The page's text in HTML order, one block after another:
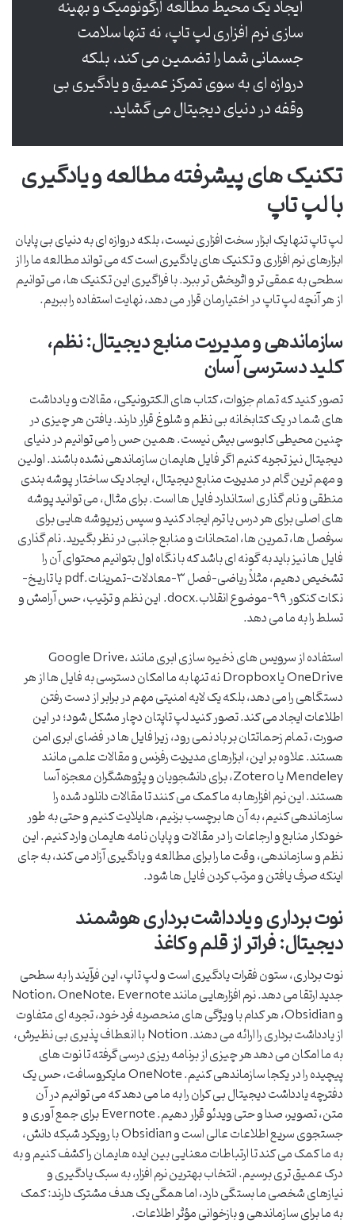
ایجاد یک محیط مطالعه ارگونومیک و بهینه
سازی نرم افزاری لپ تاپ، نه تنها سلامت
جسمانی شما را تضمین می کند، بلکه
دروازه ای به سوی تمرکز عمیق و یادگیری بی
وقفه در دنیای دیجیتال می گشاید.
تکنیک های پیشرفته مطالعه و یادگیری
با لپ تاپ
لپ تاپ تنها یک ابزار سخت افزاری نیست، بلکه دروازه ای به دنیای بی پایان
ابزارهای نرم افزاری و تکنیک های یادگیری است که می تواند مطالعه ما را از
سطحی به عمقی تر و اثربخش تر ببرد. با فراگیری این تکنیک ها، می توانیم
از هر آنچه لپ تاپ در اختیارمان قرار می دهد، نهایت استفاده را ببریم.
سازماندهی و مدیریت منابع دیجیتال: نظم،
کلید دسترسی آسان
تصور کنید که تمام جزوات، کتاب های الکترونیکی، مقالات و یادداشت
های شما در یک کتابخانه بی نظم و شلوغ قرار دارند. یافتن هر چیزی در
چنین محیطی کابوسی بیش نیست. همین حس را می توانیم در دنیای
دیجیتال نیز تجربه کنیم اگر فایل هایمان سازماندهی نشده باشند. اولین
و مهم ترین گام در مدیریت منابع دیجیتال، ایجاد یک ساختار پوشه بندی
منطقی و نام گذاری استاندارد فایل ها است. برای مثال، می توانید پوشه
های اصلی برای هر درس یا ترم ایجاد کنید و سپس زیرپوشه هایی برای
سرفصل ها، تمرین ها، امتحانات و منابع جانبی در نظر بگیرید. نام گذاری
فایل ها نیز باید به گونه ای باشد که با نگاه اول بتوانیم محتوای آن را
تشخیص دهیم، مثلاً ریاضی-فصل ۳-معادلات-تمرینات.pdf یا تاریخ-
نکات کنکور ۹۹-موضوع انقلاب.docx. این نظم و ترتیب، حس آرامش و
تسلط را به ما می دهد.
استفاده از سرویس های ذخیره سازی ابری مانند Google Drive،
OneDrive یا Dropbox نه تنها به ما امکان دسترسی به فایل ها از هر
دستگاهی را می دهد، بلکه یک لایه امنیتی مهم در برابر از دست رفتن
اطلاعات ایجاد می کند. تصور کنید لپ تاپتان دچار مشکل شود؛ در این
صورت، تمام زحماتتان بر باد نمی رود، زیرا فایل ها در فضای ابری امن
هستند. علاوه بر این، ابزارهای مدیریت رفرنس و مقالات علمی مانند
Mendeley یا Zotero، برای دانشجویان و پژوهشگران معجزه آسا
هستند. این نرم افزارها به ما کمک می کنند تا مقالات دانلود شده را
سازماندهی کنیم، به آن ها برچسب بزنیم، هایلایت کنیم و حتی به طور
خودکار منابع و ارجاعات را در مقالات و پایان نامه هایمان وارد کنیم. این
نظم و سازماندهی، وقت ما را برای مطالعه و یادگیری آزاد می کند، به جای
اینکه صرف یافتن و مرتب کردن فایل ها شود.
نوت برداری و یادداشت برداری هوشمند
دیجیتال: فراتر از قلم و کاغذ
نوت برداری، ستون فقرات یادگیری است و لپ تاپ، این فرآیند را به سطحی
جدید ارتقا می دهد. نرم افزارهایی مانند Notion، OneNote، Evernote
و Obsidian، هر کدام با ویژگی های منحصربه فرد خود، تجربه ای متفاوت
از یادداشت برداری را ارائه می دهند. Notion با انعطاف پذیری بی نظیرش،
به ما امکان می دهد هر چیزی از برنامه ریزی درسی گرفته تا نوت های
پیچیده را در یکجا سازماندهی کنیم. OneNote مایکروسافت، حس یک
دفترچه یادداشت دیجیتال بی کران را به ما می دهد که می توانیم در آن
متن، تصویر، صدا و حتی ویدئو قرار دهیم. Evernote برای جمع آوری و
جستجوی سریع اطلاعات عالی است و Obsidian با رویکرد شبکه دانش،
به ما کمک می کند تا ارتباطات معنایی بین ایده هایمان را کشف کنیم و به
درک عمیق تری برسیم. انتخاب بهترین نرم افزار، به سبک یادگیری و
نیازهای شخصی ما بستگی دارد، اما همگی یک هدف مشترک دارند: کمک
به ما برای سازماندهی و بازخوانی مؤثر اطلاعات.